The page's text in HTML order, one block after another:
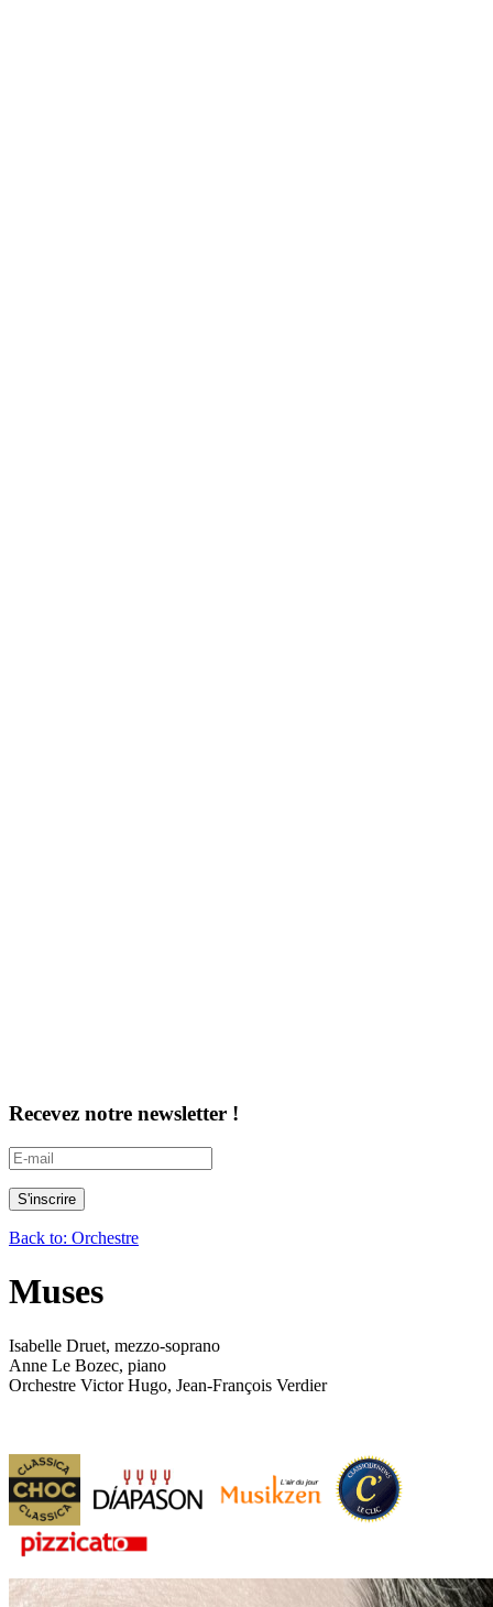
Recevez notre newsletter !
Back to: Orchestre
Muses
Isabelle Druet, mezzo-soprano
Anne Le Bozec, piano
Orchestre Victor Hugo, Jean-François Verdier